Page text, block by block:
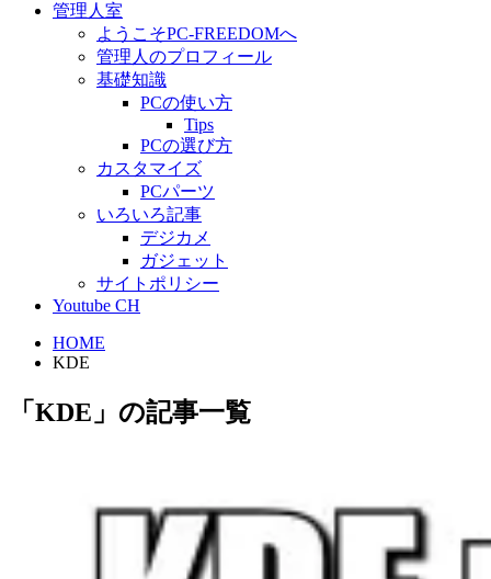
管理人室
ようこそPC-FREEDOMへ
管理人のプロフィール
基礎知識
PCの使い方
Tips
PCの選び方
カスタマイズ
PCパーツ
いろいろ記事
デジカメ
ガジェット
サイトポリシー
Youtube CH
HOME
KDE
「KDE」の記事一覧